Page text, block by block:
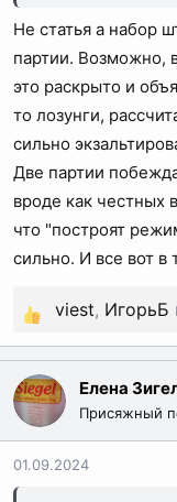
Не статья а набор
партии. Возможно,
это раскрыто и
то лозунги,
сильно
Две партии
вроде как честных
что "построят
сильно. И все вот в
Р
е
а
к
ц
viest, ИгорьБ
Елена
Присяжный
01.09.2024